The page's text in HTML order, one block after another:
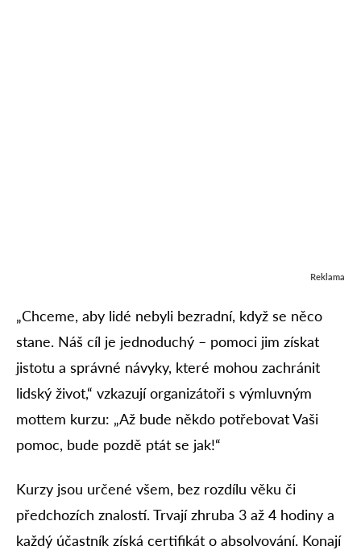
Reklama
„Chceme, aby lidé nebyli bezradní, když se něco
stane. Náš cíl je jednoduchý – pomoci jim získat
jistotu a správné návyky, které mohou zachránit
lidský život,“ vzkazují organizátoři s výmluvným
mottem kurzu: „Až bude někdo potřebovat Vaši
pomoc, bude pozdě ptát se jak!“
Kurzy jsou určené všem, bez rozdílu věku či
předchozích znalostí. Trvají zhruba 3 až 4 hodiny a
každý účastník získá certifikát o absolvování. Konají